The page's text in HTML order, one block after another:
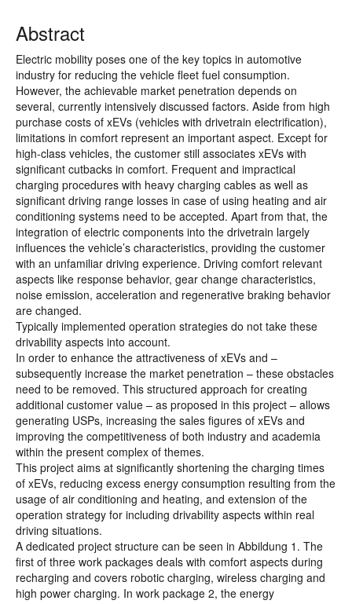
Abstract
Electric mobility poses one of the key topics in automotive
industry for reducing the vehicle fleet fuel consumption.
However, the achievable market penetration depends on
several, currently intensively discussed factors. Aside from high
purchase costs of xEVs (vehicles with drivetrain electrification),
limitations in comfort represent an important aspect. Except for
high-class vehicles, the customer still associates xEVs with
significant cutbacks in comfort. Frequent and impractical
charging procedures with heavy charging cables as well as
significant driving range losses in case of using heating and air
conditioning systems need to be accepted. Apart from that, the
integration of electric components into the drivetrain largely
influences the vehicle’s characteristics, providing the customer
with an unfamiliar driving experience. Driving comfort relevant
aspects like response behavior, gear change characteristics,
noise emission, acceleration and regenerative braking behavior
are changed.
Typically implemented operation strategies do not take these
drivability aspects into account.
In order to enhance the attractiveness of xEVs and –
subsequently increase the market penetration – these obstacles
need to be removed. This structured approach for creating
additional customer value – as proposed in this project – allows
generating USPs, increasing the sales figures of xEVs and
improving the competitiveness of both industry and academia
within the present complex of themes.
This project aims at significantly shortening the charging times
of xEVs, reducing excess energy consumption resulting from the
usage of air conditioning and heating, and extension of the
operation strategy for including drivability aspects within real
driving situations.
A dedicated project structure can be seen in Abbildung 1. The
first of three work packages deals with comfort aspects during
recharging and covers robotic charging, wireless charging and
high power charging. In work package 2, the energy